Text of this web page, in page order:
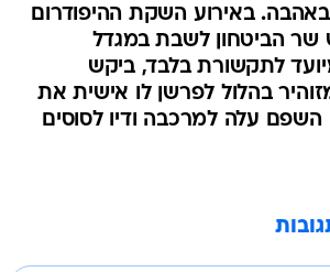
באירוע השקת ההיפודרום
שר הביטחון לשבת במגדל
לתקשורת בלבד, ביקש
בהלול לפרשן לו אישית את
עלה למרכבה ודיו לסוסים